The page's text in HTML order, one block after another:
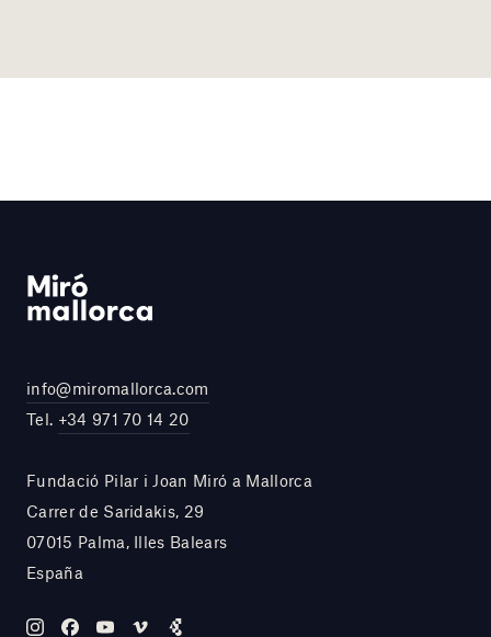
info@miromallorca.com
Tel. +34 971 70 14 20
Fundació Pilar i Joan Miró a Mallorca
Carrer de Saridakis, 29
07015 Palma, Illes Balears
España